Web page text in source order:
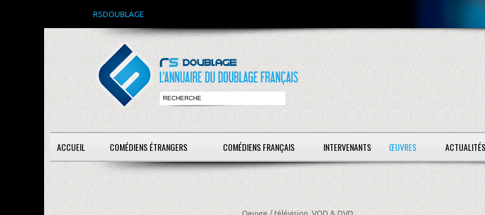
RSDOUBLAGE
ACCUEIL COMÉDIENS ÉTRANGERS COMÉDIENS FRANÇAIS INTERVENANTS ŒUVRES
Oeuvre / télévision, VOD & DVD